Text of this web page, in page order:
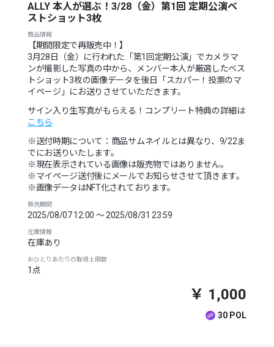
ALLY 本人が選ぶ！3/28（金）第1回 定期公演ベ
ストショット3枚
商品情報
【期間限定で再販売中！】
3月28日（金）に行われた「第1回定期公演」でカメラマ
ンが撮影した写真の中から、メンバー本人が厳選したベス
トショット3枚の画像データを後日「スカパー！投票のマ
イページ」にお送りさせていただきます。
サイン入り生写真がもらえる！コンプリート特典の詳細は
こちら
※送付時期について：商品サムネイルとは異なり、9/22ま
でにお送りいたします。
※現在表示されている画像は販売物ではありません。
※マイページ送付後にメールでお知らせさせて頂きます。
※画像データはNFT化されております。
販売期間
2025/08/07 12:00 〜 2025/08/31 23:59
在庫情報
在庫あり
おひとりあたりの取得上限数
1点
￥ 1,000
30 POL